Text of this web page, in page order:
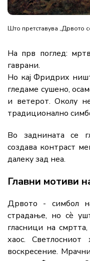
Што претставува „Дрвото
На прв поглед:
гаврани.
Но кај Фридрих
гледаме сушено,
и ветерот. Околу
традиционално
Во заднината се
создава контраст
далеку зад неа.
Главни мотиви
Дрвото - симбол
страдање, но сè
гласници на
хаос.
воскресение.